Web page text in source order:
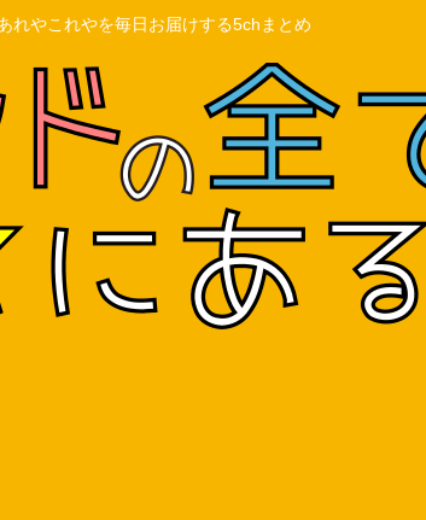
れやこれやを毎日お届けする5chまとめ